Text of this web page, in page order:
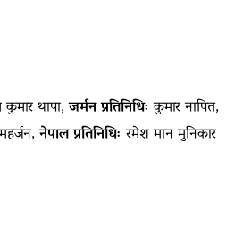
कुमार थापा,जर्मन प्रतिनिधिः कुमार नापित,
नेपाल प्रतिनिधिः रमेश मान मुनिकार